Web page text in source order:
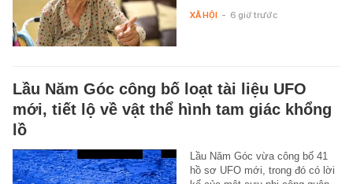
XÃ HỘI - 6 giờ trước
Lầu Năm Góc công bố loạt tài liệu UFO
mới, tiết lộ về vật thể hình tam giác khổng
lồ
Lầu Năm Góc vừa công bố 41
hồ sơ UFO mới, trong đó có lời